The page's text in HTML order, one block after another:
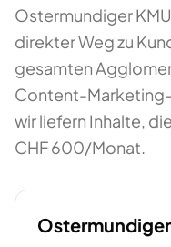
Ostermundiger
direkter Weg zu
gesamten
Content-
wir liefern Inhalte,
CHF 600/Monat.